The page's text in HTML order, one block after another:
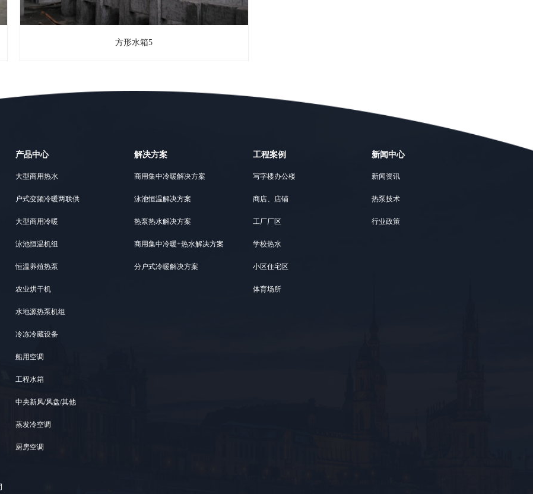
方形水箱5
产品中心
大型商用热水
户式变频冷暖两联供
大型商用冷暖
泳池恒温机组
恒温养殖热泵
农业烘干机
水地源热泵机组
冷冻冷藏设备
船用空调
工程水箱
中央新风/风盘/其他
蒸发冷空调
厨房空调
解决方案
商用集中冷暖解决方案
泳池恒温解决方案
热泵热水解决方案
商用集中冷暖+热水解决方案
分户式冷暖解决方案
工程案例
写字楼办公楼
商店、店铺
工厂厂区
学校热水
小区住宅区
体育场所
新闻中心
新闻资讯
热泵技术
行业政策